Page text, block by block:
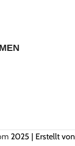
2025 | Erstellt von